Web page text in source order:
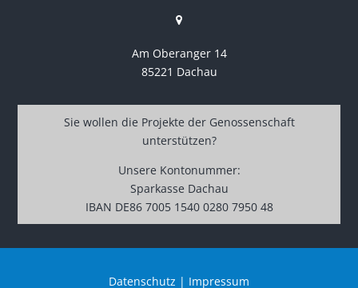
Am Oberanger 14
85221 Dachau
Sie wollen die Projekte der Genossenschaft
unterstützen?
Unsere Kontonummer:
Sparkasse Dachau
IBAN DE86 7005 1540 0280 7950 48
Datenschutz | Impressum